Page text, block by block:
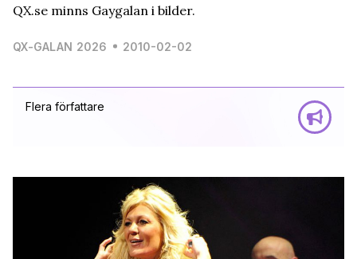
Flera författare
QX.se minns Gaygalan i bilder.
QX-GALAN 2026 2010-02-02